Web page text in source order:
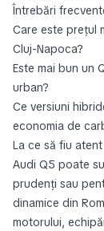
Întrebări
Care este prețul
Cluj-Napoca?
Este mai bun un
urban?
Ce versiuni
economia de
La ce să fiu
Audi Q5 poate
prudenți sau
dinamice din
motorului,